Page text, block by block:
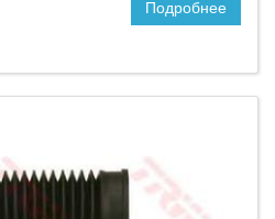
Подробнее